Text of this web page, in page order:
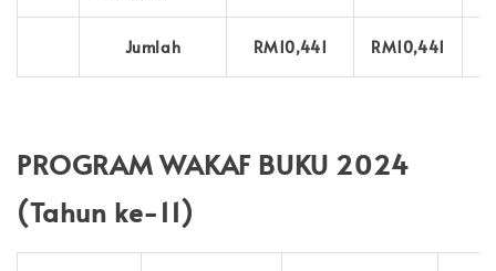
Jumlah RM10,441 RM10,441
PROGRAM WAKAF BUKU 2024
(Tahun ke-11)